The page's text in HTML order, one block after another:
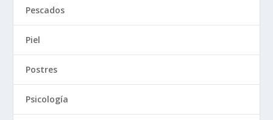
Pescados
Piel
Postres
Psicología